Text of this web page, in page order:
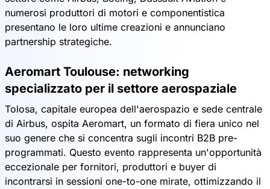
numerosi produttori di motori e componentistica
presentano le loro ultime creazioni e annunciano
partnership strategiche.
Aeromart Toulouse: networking
specializzato per il settore aerospaziale
Tolosa, capitale europea dell'aerospazio e sede centrale
di Airbus, ospita Aeromart, un formato di fiera unico nel
suo genere che si concentra sugli incontri B2B pre-
programmati. Questo evento rappresenta un'opportunità
eccezionale per fornitori, produttori e buyer di
incontrarsi in sessioni one-to-one mirate, ottimizzando il